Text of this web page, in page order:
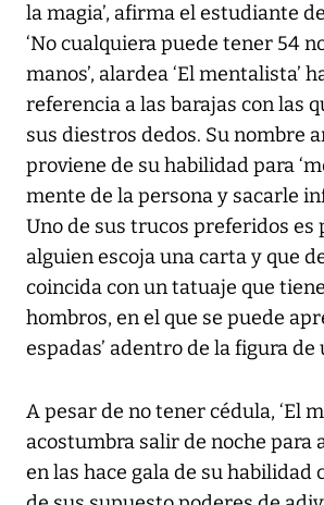
la magia’, afirma el estudiante
‘No cualquiera puede tener 54
manos’, alardea ‘El mentalista’
referencia a las barajas con las
sus diestros dedos. Su nombre
proviene de su habilidad para
mente de la persona y sacarle
Uno de sus trucos preferidos
alguien escoja una carta y que
coincida con un tatuaje que
hombros, en el que se puede
espadas’ adentro de la figura de
A pesar de no tener cédula, ‘El
acostumbra salir de noche para
en las hace gala de su habilidad